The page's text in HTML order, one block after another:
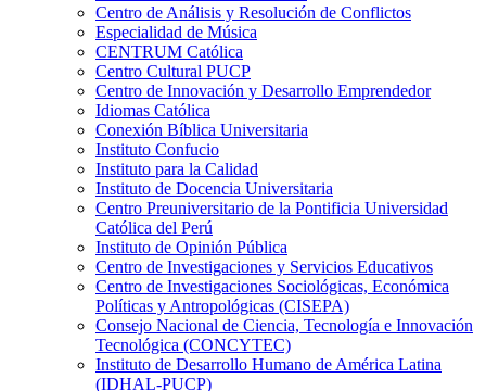
Centro de Análisis y Resolución de Conflictos
Especialidad de Música
CENTRUM Católica
Centro Cultural PUCP
Centro de Innovación y Desarrollo Emprendedor
Idiomas Católica
Conexión Bíblica Universitaria
Instituto Confucio
Instituto para la Calidad
Instituto de Docencia Universitaria
Centro Preuniversitario de la Pontificia Universidad
Católica del Perú
Instituto de Opinión Pública
Centro de Investigaciones y Servicios Educativos
Centro de Investigaciones Sociológicas, Económica
Políticas y Antropológicas (CISEPA)
Consejo Nacional de Ciencia, Tecnología e Innovación
Tecnológica (CONCYTEC)
Instituto de Desarrollo Humano de América Latina
(IDHAL-PUCP)